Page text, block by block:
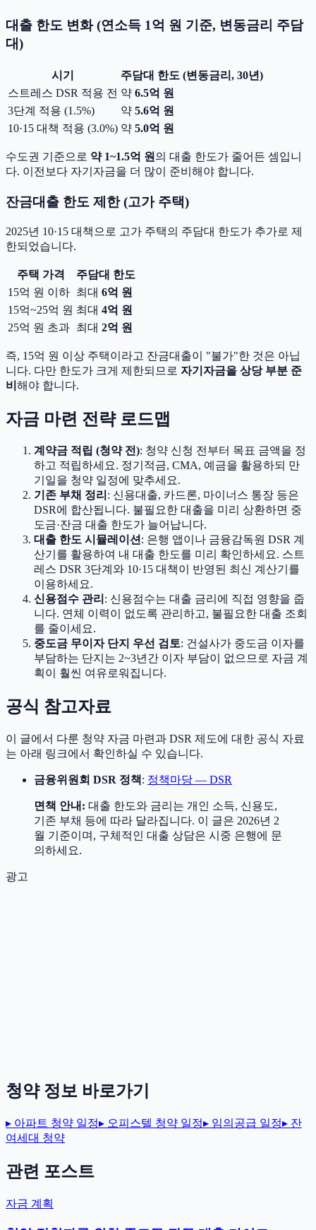
대출 한도 변화 (연소득 1억 원 기준, 변동금리 주담
대)
시기
주담대 한도 (변동금리, 30년)
스트레스 DSR 적용 전 약 6.5억 원
3단계 적용 (1.5%)
약 5.6억 원
10·15 대책 적용 (3.0%) 약 5.0억 원
수도권 기준으로 약 1~1.5억 원 의 대출 한도가 줄어든 셈입니
다. 이전보다 자기자금을 더 많이 준비해야 합니다.
잔금대출 한도 제한 (고가 주택)
2025년 10·15 대책으로 고가 주택의 주담대 한도가 추가로 제
한되었습니다.
주택 가격
주담대 한도
15억 원 이하 최대 6억 원
15억~25억 원 최대 4억 원
25억 원 초과 최대 2억 원
즉, 15억 원 이상 주택이라고 잔금대출이 "불가"한 것은 아닙
니다. 다만 한도가 크게 제한되므로 자기자금을 상당 부분 준
비 해야 합니다.
자금 마련 전략 로드맵
계약금 적립 (청약 전): 청약 신청 전부터 목표 금액을 정
하고 적립하세요. 정기적금, CMA, 예금을 활용하되 만
기일을 청약 일정에 맞추세요.
기존 부채 정리 : 신용대출, 카드론, 마이너스 통장 등은
DSR에 합산됩니다. 불필요한 대출을 미리 상환하면 중
도금·잔금 대출 한도가 늘어납니다.
대출 한도 시뮬레이션: 은행 앱이나 금융감독원 DSR 계
산기를 활용하여 내 대출 한도를 미리 확인하세요. 스트
레스 DSR 3단계와 10·15 대책이 반영된 최신 계산기를
이용하세요.
신용점수 관리 : 신용점수는 대출 금리에 직접 영향을 줍
니다. 연체 이력이 없도록 관리하고, 불필요한 대출 조회
를 줄이세요.
중도금 무이자 단지 우선 검토: 건설사가 중도금 이자를
부담하는 단지는 2~3년간 이자 부담이 없으므로 자금 계
획이 훨씬 여유로워집니다.
공식 참고자료
이 글에서 다룬 청약 자금 마련과 DSR 제도에 대한 공식 자료
는 아래 링크에서 확인하실 수 있습니다.
금융위원회 DSR 정책: 정책마당 — DSR
면책 안내: 대출 한도와 금리는 개인 소득, 신용도,
기존 부채 등에 따라 달라집니다. 이 글은 2026년 2
월 기준이며, 구체적인 대출 상담은 시중 은행에 문
의하세요.
광고
청약 정보 바로가기
▸ 아파트 청약 일정▸ 오피스텔 청약 일정▸ 임의공급 일정▸ 잔
여세대 청약
관련 포스트
자금 계획